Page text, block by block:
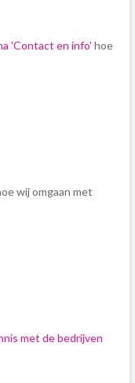
'Contact en info' hoe
wij omgaan met
met de bedrijven